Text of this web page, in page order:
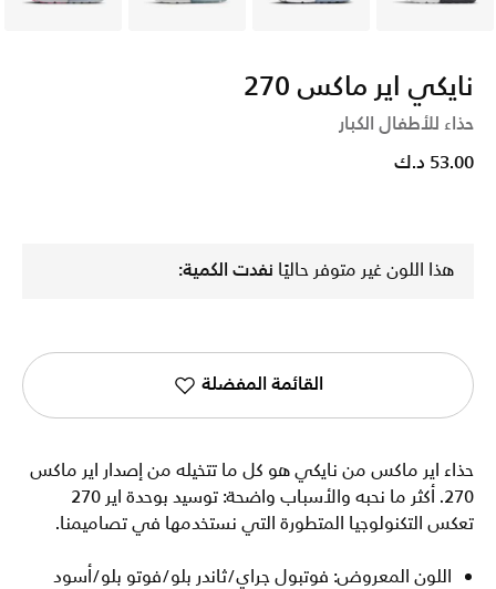
نايكي اير ماكس 270
حذاء للأطفال الكبار
53.00 د.ك
هذا اللون غير متوفر حاليًا نفدت الكمية:
القائمة المفضلة
حذاء اير ماكس من نايكي هو كل ما تتخيله من إصدار اير ماكس
270. أكثر ما نحبه والأسباب واضحة: توسيد بوحدة اير 270
تعكس التكنولوجيا المتطورة التي نستخدمها في تصاميمنا.
اللون المعروض: فوتبول جراي/ثاندر بلو/فوتو بلو/أسود